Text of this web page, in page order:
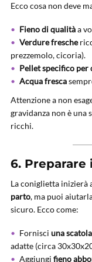
Ecco cosa non deve
Fieno di qualitàa
Verdure fresche
prezzemolo, cicoria).
Pellet specifico
Acqua fresca
Attenzione a non
gravidanza non è una
ricchi.
6.
La coniglietta inizierà
parto, ma puoi
sicuro. Ecco come:
Fornisci una
adatte (circa
Aggiungi fieno